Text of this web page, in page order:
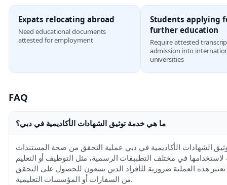
Expats relocating abroad
Need educational documents
attested for employment
Students applying
further education
Require attested
admission into
universities
FAQ
ما هي خدمة توثيق الشهادات الأكاديمية في دبي؟
الشهادات الأكاديمية في دبي عملية التحقق من صحة المستندات
لاستخدامها في مختلف التطبيقات الرسمية، مثل التوظيف أو التعليم
هذه العملية ضرورية للأفراد الذين يسعون للحصول على التحقق
من السفارات أو المؤسسات التعليمية.